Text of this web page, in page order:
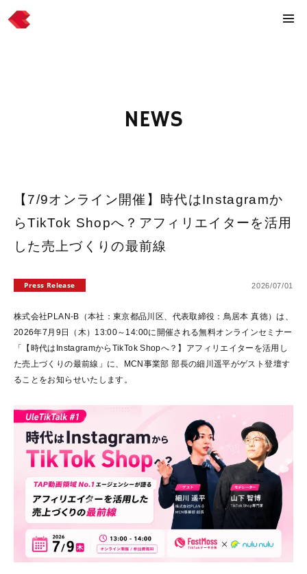
NEWS
【7/9オンライン開催】時代はInstagramか
らTikTok Shopへ？アフィリエイターを活用
した売上づくりの最前線
2026/07/01
Press Release
株式会社PLAN-B（本社：東京都品川区、代表取締役：鳥居本 真徳）は、
2026年7月9日（木）13:00～14:00に開催される無料オンラインセミナー
「【時代はInstagramからTikTok Shopへ？】アフィリエイターを活用し
た売上づくりの最前線」に、MCN事業部 部長の細川遥平がゲスト登壇す
ることをお知らせいたします。